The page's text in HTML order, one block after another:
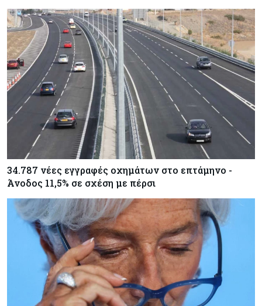
34.787 νέες εγγραφές οχημάτων στο επτάμηνο -
Άνοδος 11,5% σε σχέση με πέρσι